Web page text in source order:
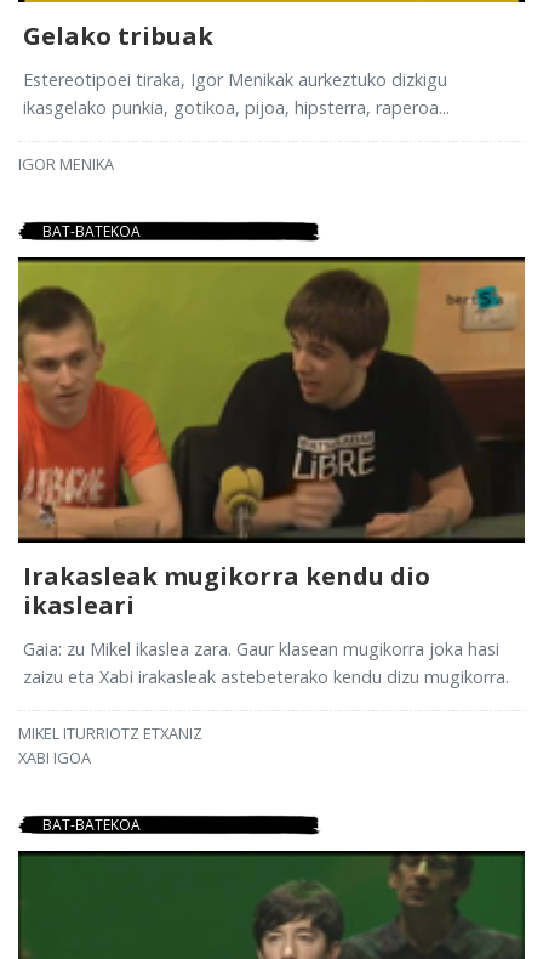
Gelako tribuak
Estereotipoei tiraka, Igor Menikak aurkeztuko dizkigu
ikasgelako punkia, gotikoa, pijoa, hipsterra, raperoa...
IGOR MENIKA
BAT-BATEKOA
Irakasleak mugikorra kendu dio
ikasleari
Gaia: zu Mikel ikaslea zara. Gaur klasean mugikorra joka hasi
zaizu eta Xabi irakasleak astebeterako kendu dizu mugikorra.
MIKEL ITURRIOTZ ETXANIZ
XABI IGOA
BAT-BATEKOA